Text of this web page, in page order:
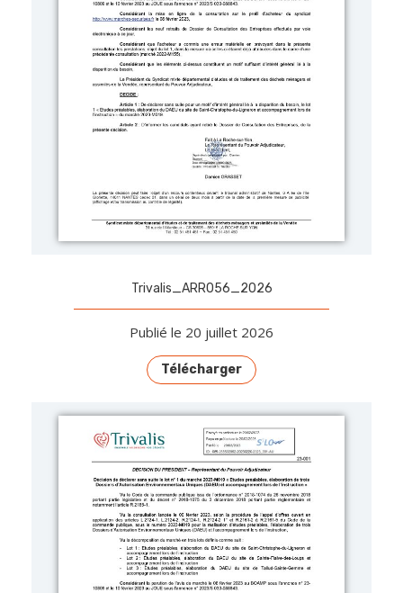
Trivalis_ARR056_2026
Publié le 20 juillet 2026
Télécharger